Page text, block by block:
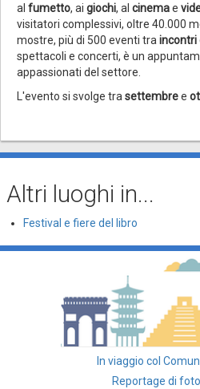
al fumetto, ai giochi, al cinemae
visitatori complessivi, oltre 40.000
mostre, più di 500 eventi tra incontri
spettacoli e concerti, è un
appassionati del settore.
L'evento si svolge tra settembree
Altri luoghi in...
Festival e fiere del libro
In viaggio col
Reportage di